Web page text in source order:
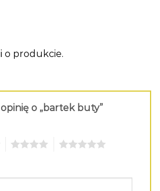
o produkcie.
o „bartek buty”